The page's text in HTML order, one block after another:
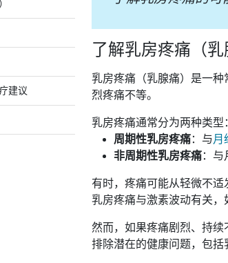
建议
了解乳房疼痛（乳
乳房疼痛（乳腺痛）是一
烈疼痛不等。
乳房疼痛通常分为两种类型
周期性乳房疼痛：与月
非周期性乳房疼痛：与
有时，疼痛可能从轻微不
乳房疼痛与激素波动有关，
然而，如果疼痛剧烈、持
排除潜在的健康问题，包括